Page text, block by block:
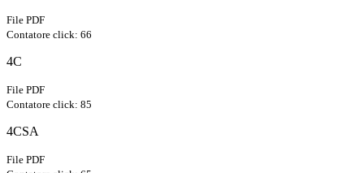
File PDF
Contatore click: 66
4C
File PDF
Contatore click: 85
4CSA
File PDF